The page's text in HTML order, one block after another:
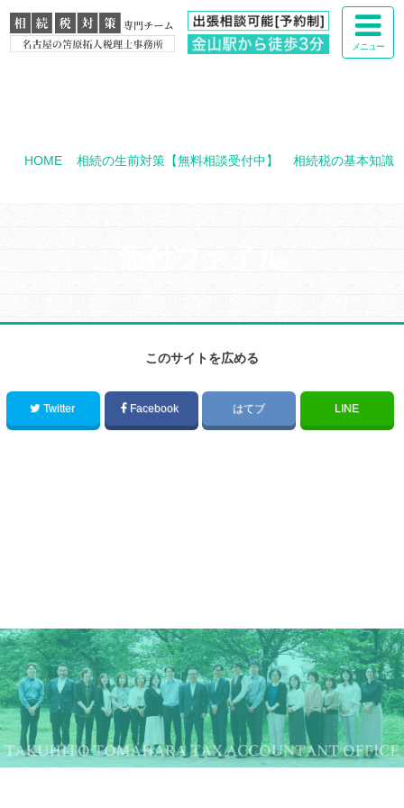
メニュー
HOME> 相続の生前対策【無料相談受付中】
相続税の基本知識
このサイトを広める
Twitter Facebook はてブ LINE